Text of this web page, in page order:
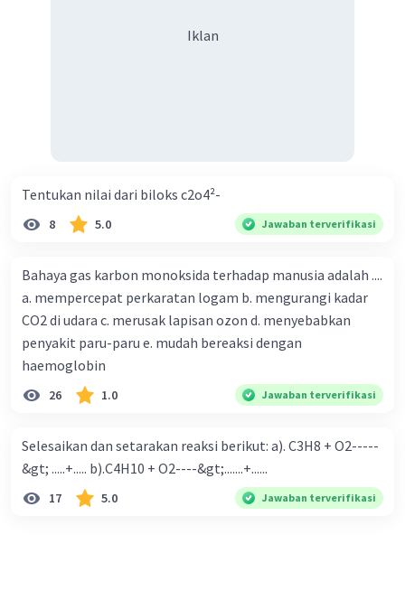
Iklan
Tentukan nilai dari biloks c2o4²-
8 5.0 Jawaban terverifikasi
Bahaya gas karbon monoksida terhadap manusia adalah ....
a. mempercepat perkaratan logam b. mengurangi kadar
CO2 di udara c. merusak lapisan ozon d. menyebabkan
penyakit paru-paru e. mudah bereaksi dengan
haemoglobin
26 1.0 Jawaban terverifikasi
Selesaikan dan setarakan reaksi berikut: a). C3H8 + O2-----
&gt; .....+..... b).C4H10 + O2----&gt;.......+......
17 5.0 Jawaban terverifikasi